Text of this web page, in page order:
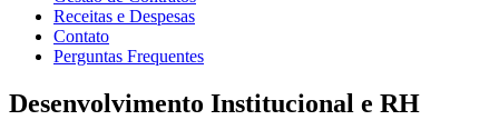
Receitas e Despesas
Contato
Perguntas Frequentes
Desenvolvimento Institucional e RH